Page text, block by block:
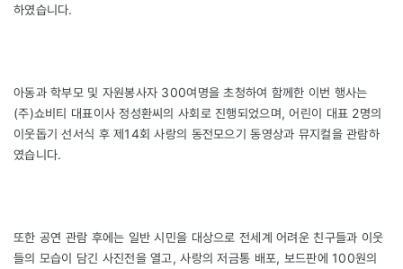
하였습니다.
아동과 학부모 및 자원봉사자 300여명을 초청하여 함께한 이번 행사는
(주)쇼비티 대표이사 정성환씨의 사회로 진행되었으며, 어린이 대표 2명의
이웃돕기 선서식 후 제14회 사랑의 동전모으기 동영상과 뮤지컬을 관람하
였습니다.
또한 공연 관람 후에는 일반 시민을 대상으로 전세계 어려운 친구들과 이웃
들의 모습이 담긴 사진전을 열고, 사랑의 저금통 배포, 보드판에 100원의